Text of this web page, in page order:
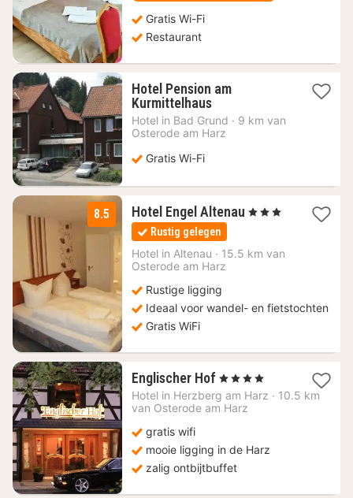
Gratis Wi-Fi
Restaurant
Hotel Pension am
Kurmittelhaus1
nacht
vanaf
Hotel in Bad Grund · 9 km van
Osterode am Harz
Gratis Wi-Fi
8.5 Hotel Engel Altenau 1
125
, 3 Sterren
Rustig gelegen
Hotel in Altenau · 15.5 km van
Osterode am Harz
Rustige ligging
Ideaal voor wandel- en fietstochten
Gratis WiFi
Englischer Hof 1
nacht
vanaf
, 4 Sterren
Hotel in Herzberg am Harz · 10.5 km
van Osterode am Harz
gratis wifi
mooie ligging in de Harz
zalig ontbijtbuffet